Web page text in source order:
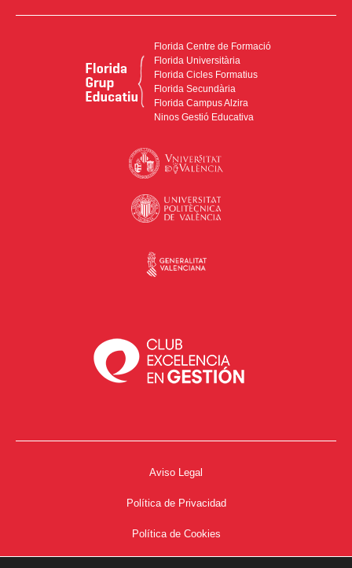
Florida Centre de Formació
Florida Universitària
Florida Cicles Formatius
Florida Secundària
Florida Campus Alzira
Ninos Gestió Educativa
Aviso Legal
Política de Privacidad
Política de Cookies